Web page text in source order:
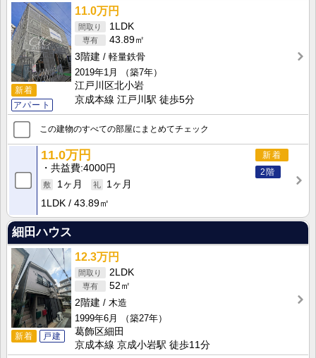
新着
アパート
11.0万円
1LDK
43.89㎡
3階建
軽量鉄骨
2019年1月
（築7年）
江戸川区北小岩
京成本線 江戸川駅 徒歩5分
この建物のすべての部屋にまとめてチェック
新着
2階
11.0万円
共益費 4000円
1ヶ月
1ヶ月
1LDK
43.89㎡
細田ハウス
新着 戸建
12.3万円
2LDK
52㎡
2階建
木造
1999年6月
（築27年）
葛飾区細田
京成本線 京成小岩駅 徒歩11分